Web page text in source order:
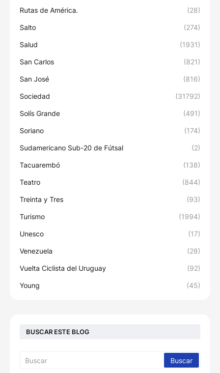
Rutas de América. (28)
Salto (274)
Salud (1931)
San Carlos (821)
San José (816)
Sociedad (31792)
Solís Grande (491)
Soriano (174)
Sudamericano Sub-20 de Fútsal (2)
Tacuarembó (138)
Teatro (844)
Treinta y Tres (93)
Turismo (1994)
Unesco (17)
Venezuela (28)
Vuelta Ciclista del Uruguay (92)
Young (45)
BUSCAR ESTE BLOG